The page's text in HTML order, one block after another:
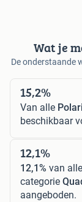
Wat je
De onderstaande
15,2%
Van alle
beschikbaar
12,1%
12,1% van alle
categorie
aangeboden.